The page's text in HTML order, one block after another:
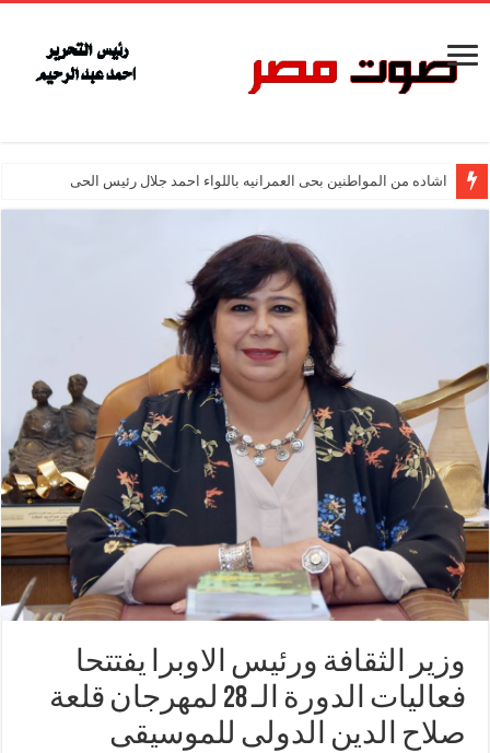
اشاده من المواطنين بحى العمرانيه باللواء احمد جلال رئيس الحى
وزير الثقافة ورئيس الاوبرا يفتتحا
فعاليات الدورة الـ 28 لمهرجان قلعة
صلاح الدين الدولى للموسيقى